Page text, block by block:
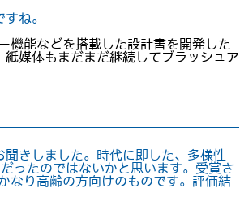
ね。
機能などを搭載した設計書を開発した
媒体もまだまだ継続してブラッシュア
きしました。時代に即した、多様性
ったのではないかと思います。受賞さ
なり高齢の方向けのものです。評価結